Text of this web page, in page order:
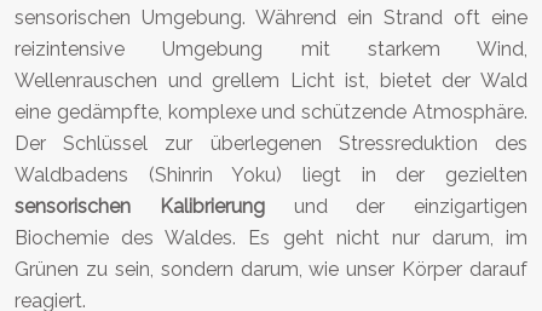
sensorischen Umgebung. Während ein Strand oft eine
reizintensive Umgebung mit starkem Wind,
Wellenrauschen und grellem Licht ist, bietet der Wald
eine gedämpfte, komplexe und schützende Atmosphäre.
Der Schlüssel zur überlegenen Stressreduktion des
Waldbadens (Shinrin Yoku) liegt in der gezielten
sensorischen Kalibrierungund der einzigartigen
Biochemie des Waldes. Es geht nicht nur darum, im
Grünen zu sein, sondern darum, wie unser Körper darauf
reagiert.